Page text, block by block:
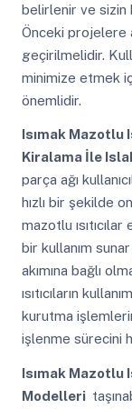
belirlenir ve sizin
Önceki projelere
geçirilmelidir.
minimize etmek
önemlidir.
Isımak Mazotlu
Kiralama İle
parça ağı
hızlı bir şekilde
mazotlu ısıtıcılar
bir kullanım
akımına bağlı
ısıtıcıların
kurutma
işlenme sürecini
Isımak Mazotlu
Modelleri